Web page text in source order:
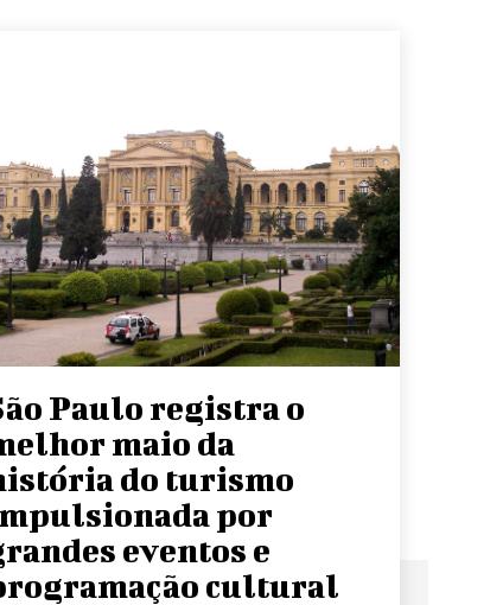
Paulo registra o
maio da
do turismo
por
eventos e
cultural